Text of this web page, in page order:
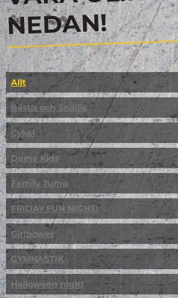
NEDAN!
Allt
Bästis och Snällis
Cykel
Dome Kids
Family Jump
FRIDAY FUN NIGHT!
Girlpower
GYMNASTIK
Halloween night